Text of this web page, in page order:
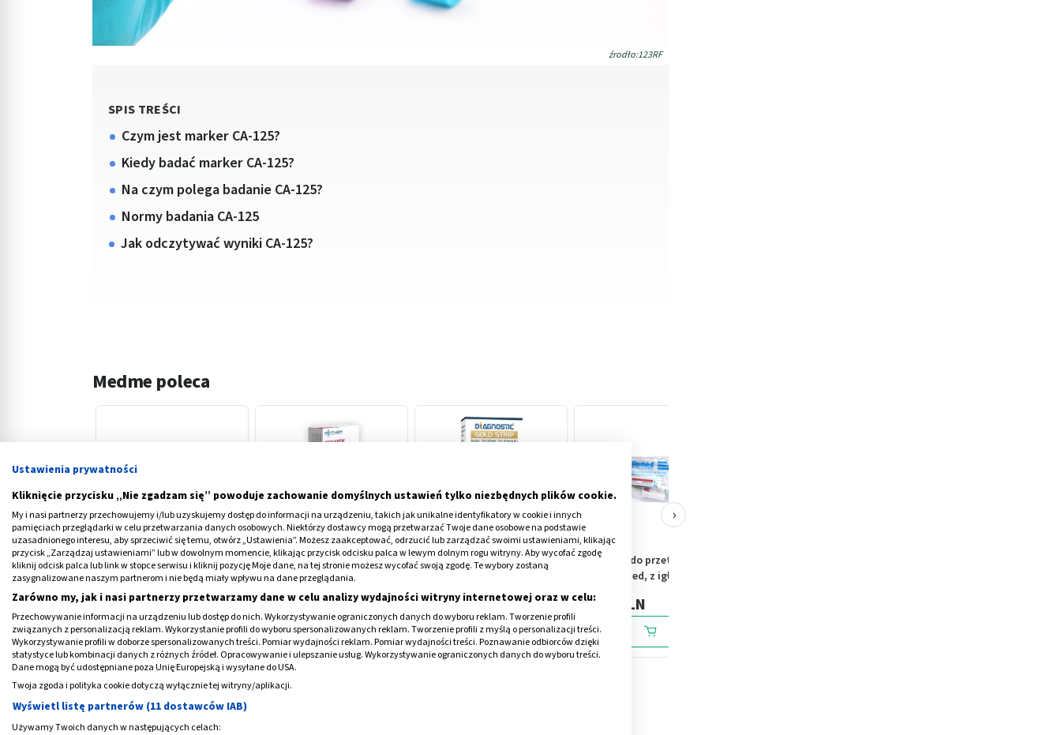
źrodło:123RF
SPIS TREŚCI
Czym jest marker CA-125?
Kiedy badać marker CA-125?
Na czym polega badanie CA-125?
Normy badania CA-125
Jak odczytywać wyniki CA-125?
Medme poleca
AlcoTest, jednorazowy
test do badania alkoholu,
1 szt.
5,39 PLN
Krew Utajona Combo
(hemoglobina +
transferyna), test
14,09 PLN
Diagnostic Gold Strip,
poziomu glukozy we krwi,
39,58 PLN
Przyrząd do przetaczania
krwi, Romed, z igłą, 1 szt
1,89 PLN
‹ ›
Czym jest marker CA-125?
Ustawienia prywatności
Kliknięcie przycisku „Nie zgadzam się” powoduje zachowanie domyślnych ustawień tylko niezbędnych plików cookie.
My i nasi partnerzy przechowujemy i/lub uzyskujemy dostęp do informacji na urządzeniu, takich jak unikalne identyfikatory w cookie i innych
pamięciach przeglądarki w celu przetwarzania danych osobowych. Niektórzy dostawcy mogą przetwarzać Twoje dane osobowe na podstawie
uzasadnionego interesu, aby sprzeciwić się temu, otwórz „Ustawienia”. Możesz zaakceptować, odrzucić lub zarządzać swoimi ustawieniami, klikając
przycisk „Zarządzaj ustawieniami” lub w dowolnym momencie, klikając przycisk odcisku palca w lewym dolnym rogu witryny. Aby wycofać zgodę
kliknij odcisk palca lub link w stopce serwisu i kliknij pozycję Moje dane, na tej stronie możesz wycofać swoją zgodę. Te wybory zostaną
zasygnalizowane naszym partnerom i nie będą miały wpływu na dane przeglądania.
Zarówno my, jak i nasi partnerzy przetwarzamy dane w celu analizy wydajności witryny internetowej oraz w celu:
Przechowywanie informacji na urządzeniu lub dostęp do nich. Wykorzystywanie ograniczonych danych do wyboru reklam. Tworzenie profili
związanych z personalizacją reklam. Wykorzystanie profili do wyboru spersonalizowanych reklam. Tworzenie profili z myślą o personalizacji treści.
Wykorzystywanie profili w doborze spersonalizowanych treści. Pomiar wydajności reklam. Pomiar wydajności treści. Poznawanie odbiorców dzięki
statystyce lub kombinacji danych z różnych źródeł. Opracowywanie i ulepszanie usług. Wykorzystywanie ograniczonych danych do wyboru treści.
Dane mogą być udostępniane poza Unię Europejską i wysyłane do USA.
Twoja zgoda i polityka cookie dotyczą wyłącznie tej witryny/aplikacji.
Wyświetl listę partnerów (11 dostawców IAB)
Używamy Twoich danych w następujących celach: